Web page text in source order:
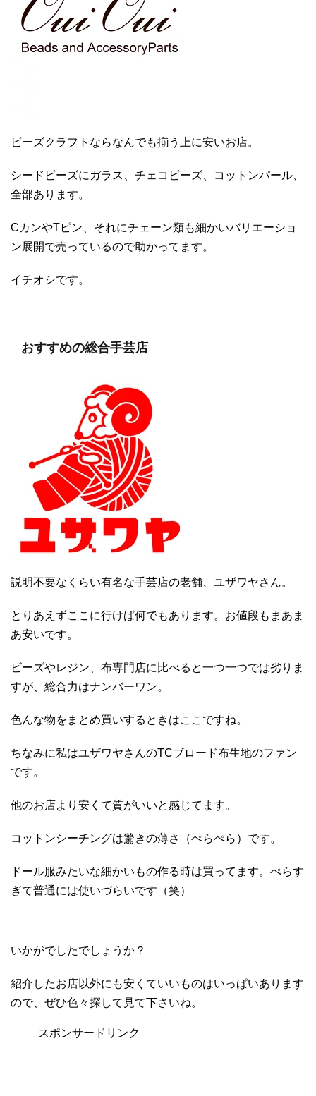
ビーズクラフトならなんでも揃う上に安いお店。
シードビーズにガラス、チェコビーズ、コットンパール、
全部あります。
CカンやTピン、それにチェーン類も細かいバリエーショ
ン展開で売っているので助かってます。
イチオシです。
おすすめの総合手芸店
説明不要なくらい有名な手芸店の老舗、ユザワヤさん。
とりあえずここに行けば何でもあります。お値段もまあま
あ安いです。
ビーズやレジン、布専門店に比べると一つ一つでは劣りま
すが、総合力はナンバーワン。
色んな物をまとめ買いするときはここですね。
ちなみに私はユザワヤさんのTCブロード布生地のファン
です。
他のお店より安くて質がいいと感じてます。
コットンシーチングは驚きの薄さ（ぺらぺら）です。
ドール服みたいな細かいもの作る時は買ってます。ぺらす
ぎて普通には使いづらいです（笑）
いかがでしたでしょうか？
紹介したお店以外にも安くていいものはいっぱいあります
ので、ぜひ色々探して見て下さいね。
スポンサードリンク